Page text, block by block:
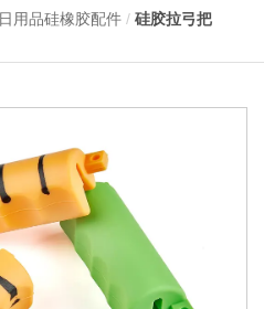
日用品硅橡胶配件 / 硅胶拉弓把